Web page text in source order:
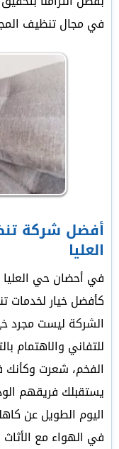
في مجال تنظيف
أفضل شركة
العليا
في أحضان حي العليا
كأفضل خيار لخدمات
الشركة ليست مجرد
للتفاني والاهتمام
الفخم، شعرت وكأنك
يستقبلك فريقهم
اليوم الطويل عن
في الهواء مع الأثاث